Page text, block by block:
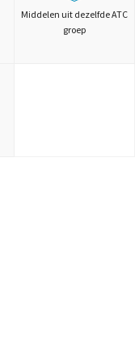
Middelen uit dezelfde ATC
groep